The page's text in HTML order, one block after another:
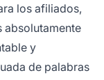
los afiliados,
absolutamente
y
de palabras